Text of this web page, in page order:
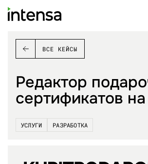
ВСЕ КЕЙСЫ
Редактор
сертификатов
УСЛУГИ РАЗРАБОТКА